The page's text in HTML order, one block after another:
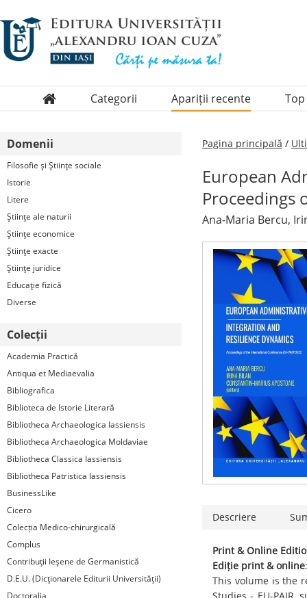
Categorii
Periodice
Apariții recente Top
Domenii
Filosofie şi Ştiinţe sociale
Istorie
Litere
Ştiinţe ale naturii
Ştiinţe economice
Ştiinţe exacte
Ştiinţe juridice
Educaţie fizică
Diverse
Colecții
Academia Practică
Antiqua et Mediaevalia
Bibliografica
Biblioteca de Istorie Literară
Bibliotheca Archaeologica Iassiensis
Bibliotheca Archaeologica Moldaviae
Bibliotheca Classica Iassiensis
Bibliotheca Patristica Iassiensis
BusinessLike
Cicero
Colecția Medico-chirurgicală
Complus
Contribuţii Ieşene de Germanistică
D.E.U. (Dicţionarele Editurii Universităţii)
Doctoralia
Pagina principală /
European
Proceedings
Ana-Maria Bercu,
Descriere
Print & Online
Ediție print & online
This volume is the